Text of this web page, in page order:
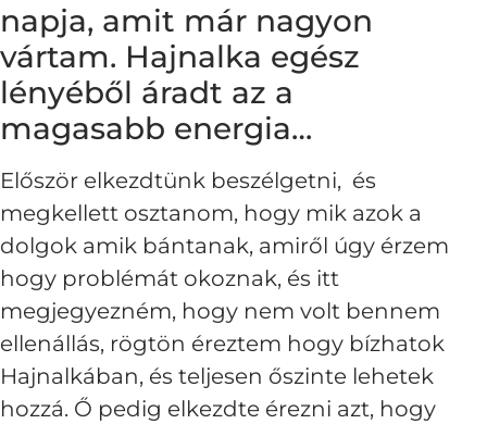
napja, amit már nagyon
vártam. Hajnalka egész
lényéből áradt az a
magasabb energia…
Először elkezdtünk beszélgetni, és
megkellett osztanom, hogy mik azok a
dolgok amik bántanak, amiről úgy érzem
hogy problémát okoznak, és itt
megjegyezném, hogy nem volt bennem
ellenállás, rögtön éreztem hogy bízhatok
Hajnalkában, és teljesen őszinte lehetek
hozzá. Ő pedig elkezdte érezni azt, hogy